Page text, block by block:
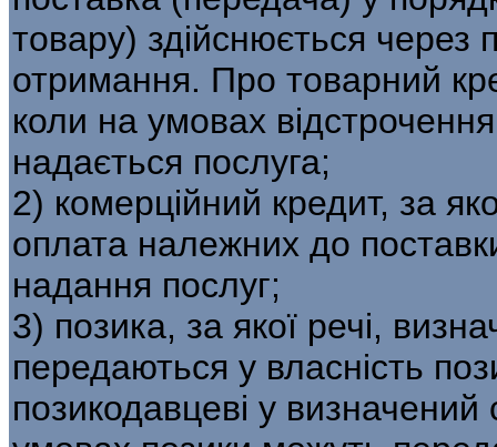
товару) здійснюється через
отримання. Про товарний
коли на умовах
надається послуга;
2) комерційний кредит, за
оплата належних до
надання послуг;
3) позика, за якої речі,
передаються у власність
позикодавцеві у визначений